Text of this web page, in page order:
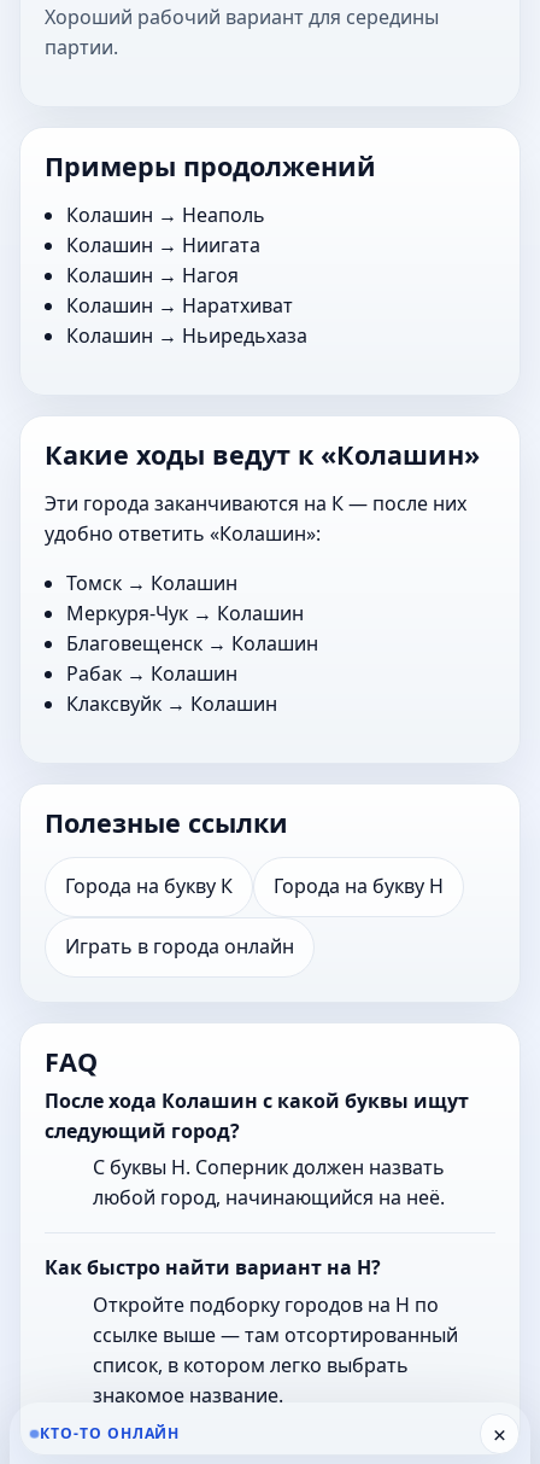
Хороший рабочий вариант для середины
партии.
Примеры продолжений
Колашин → Неаполь
Колашин → Ниигата
Колашин → Нагоя
Колашин → Наратхиват
Колашин → Ньиредьхаза
Какие ходы ведут к «Колашин»
Эти города заканчиваются на К — после них
удобно ответить «Колашин»:
Томск → Колашин
Меркуря-Чук → Колашин
Благовещенск → Колашин
Рабак → Колашин
Клаксвуйк → Колашин
Полезные ссылки
Города на букву К Города на букву Н
Играть в города онлайн
FAQ
После хода Колашин с какой буквы ищут
следующий город?
С буквы Н. Соперник должен назвать
любой город, начинающийся на неё.
Как быстро найти вариант на Н?
Откройте подборку городов на Н по
ссылке выше — там отсортированный
список, в котором легко выбрать
знакомое название.
×
КТО-ТО ОНЛАЙН